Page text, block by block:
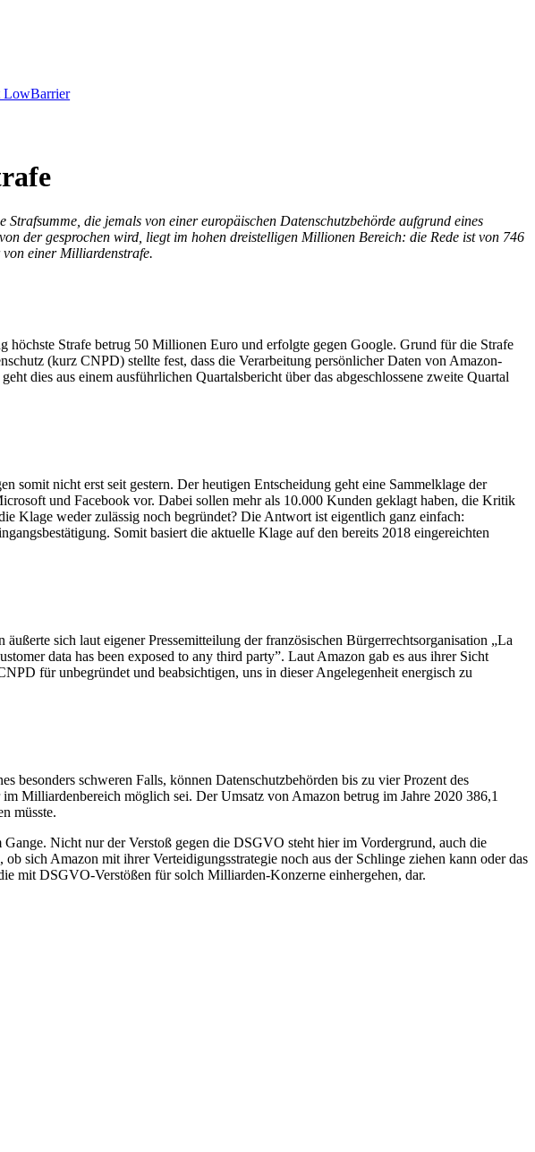
LowBarrier
die jemals von einer europäischen Datenschutzbehörde aufgrund eines
der gesprochen wird, liegt im hohen dreistelligen Millionen Bereich: die Rede ist von 746
einer Milliardenstrafe.
Strafe betrug 50 Millionen Euro und erfolgte gegen Google. Grund für die Strafe
(kurz CNPD) stellte fest, dass die Verarbeitung persönlicher Daten von Amazon-
dies aus einem ausführlichen Quartalsbericht über das abgeschlossene zweite Quartal
somit nicht erst seit gestern. Der heutigen Entscheidung geht eine Sammelklage der
und Facebook vor. Dabei sollen mehr als 10.000 Kunden geklagt haben, die Kritik
Klage weder zulässig noch begründet? Die Antwort ist eigentlich ganz einfach:
Somit basiert die aktuelle Klage auf den bereits 2018 eingereichten
sich laut eigener Pressemitteilung der französischen Bürgerrechtsorganisation „La
data has been exposed to any third party”. Laut Amazon gab es aus ihrer Sicht
für unbegründet und beabsichtigen, uns in dieser Angelegenheit energisch zu
besonders schweren Falls, können Datenschutzbehörden bis zu vier Prozent des
Milliardenbereich möglich sei. Der Umsatz von Amazon betrug im Jahre 2020 386,1
müsste.
Nicht nur der Verstoß gegen die DSGVO steht hier im Vordergrund, auch die
sich Amazon mit ihrer Verteidigungsstrategie noch aus der Schlinge ziehen kann oder das
mit DSGVO-Verstößen für solch Milliarden-Konzerne einhergehen, dar.